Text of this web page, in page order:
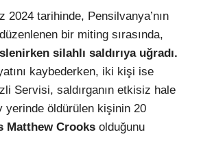
2024 tarihinde, Pensilvanya’nın
bir miting sırasında,
silahlı saldırıya uğradı.
kaybederken, iki kişi ise
Servisi, saldırganın etkisiz hale
yerinde öldürülen kişinin 20
Matthew Crooks olduğunu